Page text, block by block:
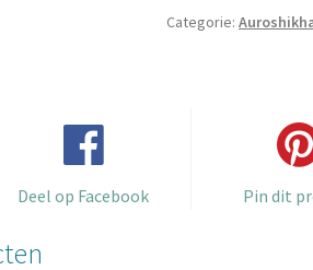
aantal
Categorie:
Deel op Facebook Pin dit